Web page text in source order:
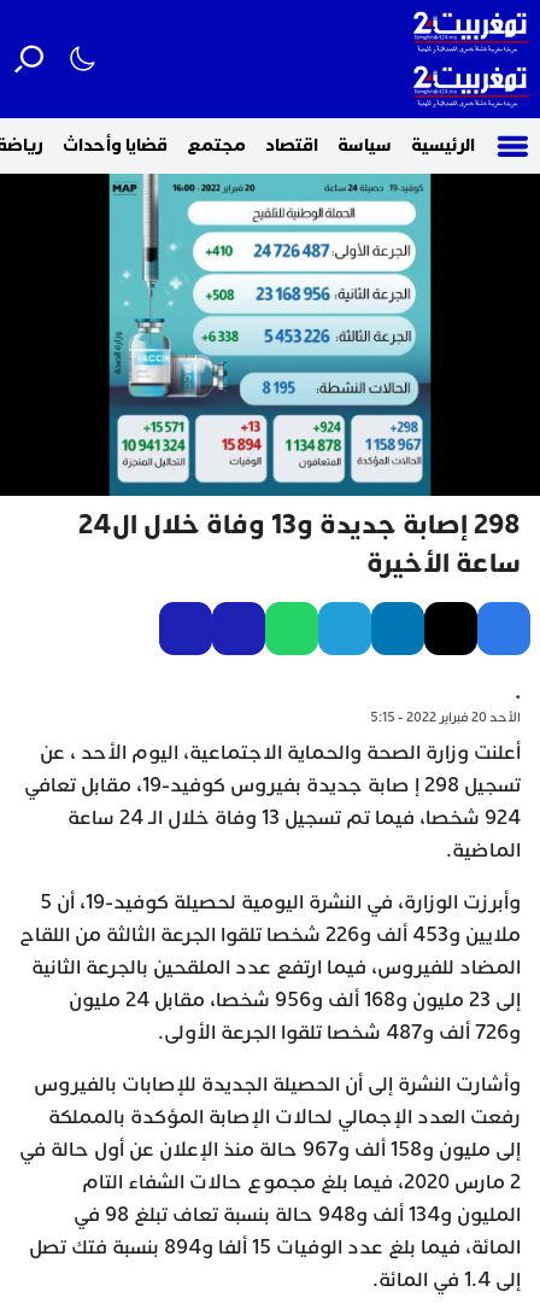
الرئيسية سياسة اقتصاد مجتمع قضايا وأحداث
298 إصابة جديدة و13 وفاة خلال ال24
ساعة الأخيرة
.
الأحد 20 فبراير 2022 - 5:15
أعلنت وزارة الصحة والحماية الاجتماعية، اليوم الأحد ، عن
تسجيل 298 إ صابة جديدة بفيروس كوفيد-19، مقابل تعافي
924 شخصا، فيما تم تسجيل 13 وفاة خلال الـ 24 ساعة
الماضية.
وأبرزت الوزارة، في النشرة اليومية لحصيلة كوفيد-19، أن 5
ملايين و453 ألف و226 شخصا تلقوا الجرعة الثالثة من اللقاح
المضاد للفيروس، فيما ارتفع عدد الملقحين بالجرعة الثانية
إلى 23 مليون و168 ألف و956 شخصا، مقابل 24 مليون
و726 ألف و487 شخصا تلقوا الجرعة الأولى.
وأشارت النشرة إلى أن الحصيلة الجديدة للإصابات بالفيروس
رفعت العدد الإجمالي لحالات الإصابة المؤكدة بالمملكة
إلى مليون و158 ألف و967 حالة منذ الإعلان عن أول حالة في
2 مارس 2020، فيما بلغ مجموع حالات الشفاء التام
المليون و134 ألف و948 حالة بنسبة تعاف تبلغ 98 في
المائة، فيما بلغ عدد الوفيات 15 ألفا و894 بنسبة فتك تصل
إلى 1.4 في المائة.